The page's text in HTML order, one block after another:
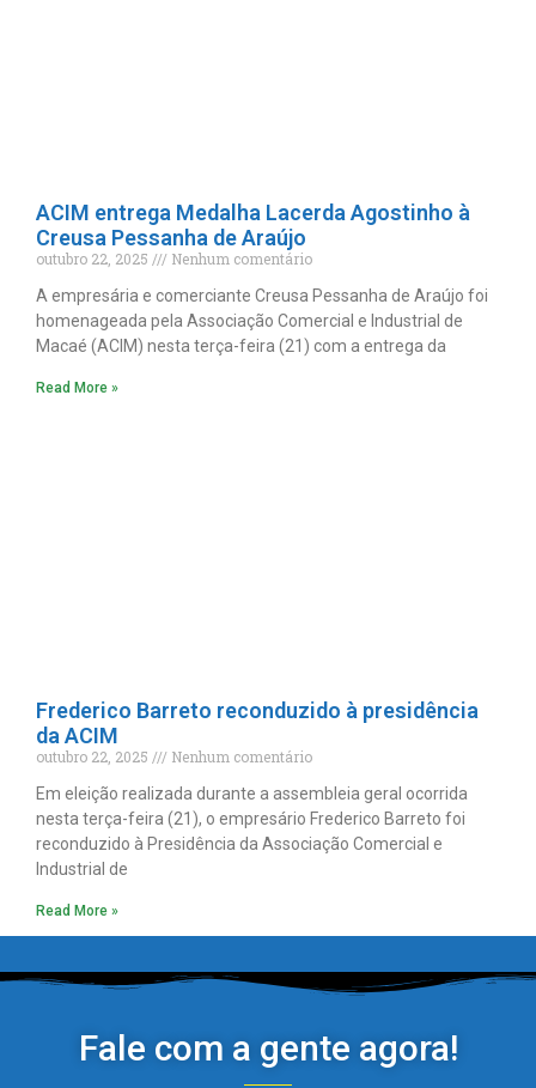
ACIM entrega Medalha Lacerda Agostinho à
Creusa Pessanha de Araújo
outubro 22, 2025
Nenhum comentário
A empresária e comerciante Creusa Pessanha de Araújo foi
homenageada pela Associação Comercial e Industrial de
Macaé (ACIM) nesta terça-feira (21) com a entrega da
Read More »
Frederico Barreto reconduzido à presidência
da ACIM
outubro 22, 2025
Nenhum comentário
Em eleição realizada durante a assembleia geral ocorrida
nesta terça-feira (21), o empresário Frederico Barreto foi
reconduzido à Presidência da Associação Comercial e
Industrial de
Read More »
Fale com a gente agora!